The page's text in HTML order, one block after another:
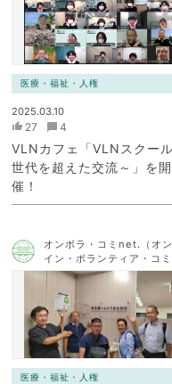
医療・福祉・人権
2025.03.10
27 4
VLNカフェ「VLNスクー
世代を超えた交流～」を開
催！
オンボラ・コミnet.（オ
イン・ボランティア・コミ
ニケーション・ネットワー
ク）
医療・福祉・人権